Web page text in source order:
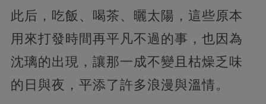
此后，吃飯、喝茶、曬太陽，這些原本
用來打發時間再平凡不過的事，也因為
沈璃的出現，讓那一成不變且枯燥乏味
的日與夜，平添了許多浪漫與溫情。